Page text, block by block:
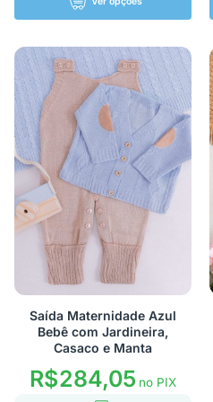
Saída Maternidade Azul
Bebê com Jardineira,
Casaco e Manta
R$284,05 no PIX